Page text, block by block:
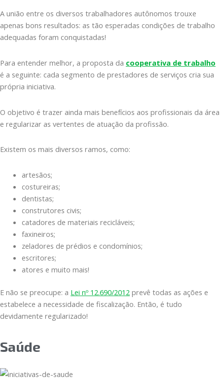
A união entre os diversos trabalhadores autônomos trouxe
apenas bons resultados: as tão esperadas condições de trabalho
adequadas foram conquistadas!
Para entender melhor, a proposta da cooperativa de trabalho
é a seguinte: cada segmento de prestadores de serviços cria sua
própria iniciativa.
O objetivo é trazer ainda mais benefícios aos profissionais da área
e regularizar as vertentes de atuação da profissão.
Existem os mais diversos ramos, como:
artesãos;
costureiras;
dentistas;
construtores civis;
catadores de materiais recicláveis;
faxineiros;
zeladores de prédios e condomínios;
escritores;
atores e muito mais!
E não se preocupe: a Lei nº 12.690/2012 prevê todas as ações e
estabelece a necessidade de fiscalização. Então, é tudo
devidamente regularizado!
Saúde